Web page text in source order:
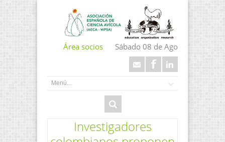
Área socios Sábado 08 de Ago
Investigadores